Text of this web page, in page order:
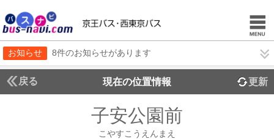
お知らせ 8件のお知らせがあります
戻る 現在の位置情報 更新
子安公園前
こやすこうえんまえ